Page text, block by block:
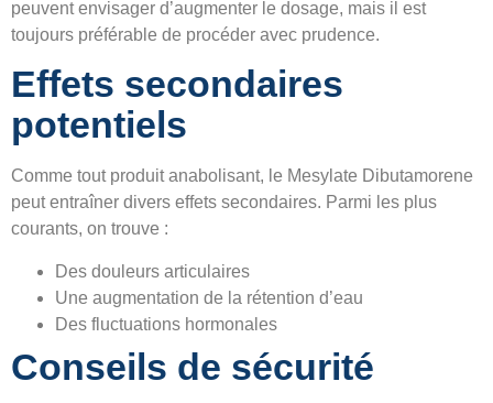
peuvent envisager d’augmenter le dosage, mais il est
toujours préférable de procéder avec prudence.
Effets secondaires
potentiels
Comme tout produit anabolisant, le Mesylate Dibutamorene
peut entraîner divers effets secondaires. Parmi les plus
courants, on trouve :
Des douleurs articulaires
Une augmentation de la rétention d’eau
Des fluctuations hormonales
Conseils de sécurité